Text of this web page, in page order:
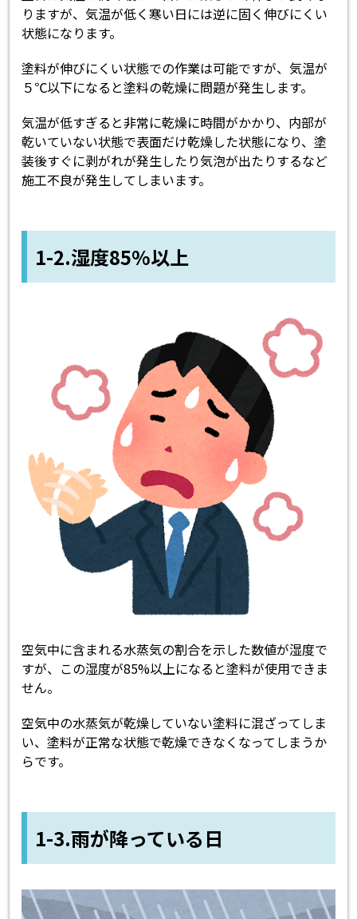
りますが、気温が低く寒い日には逆に固く伸びにくい
状態になります。
塗料が伸びにくい状態での作業は可能ですが、気温が
５℃以下になると塗料の乾燥に問題が発生します。
気温が低すぎると非常に乾燥に時間がかかり、内部が
乾いていない状態で表面だけ乾燥した状態になり、塗
装後すぐに剥がれが発生したり気泡が出たりするなど
施工不良が発生してしまいます。
1-2.湿度85%以上
空気中に含まれる水蒸気の割合を示した数値が湿度で
すが、この湿度が85%以上になると塗料が使用できま
せん。
空気中の水蒸気が乾燥していない塗料に混ざってしま
い、塗料が正常な状態で乾燥できなくなってしまうか
らです。
1-3.雨が降っている日